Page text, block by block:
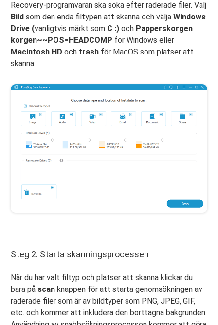
Recovery-programvaran ska söka efter raderade filer. Välj
Bildsom den enda filtypen att skanna och väljaWindows
Drive (vanligtvis märkt som C :) och Papperskorgen
korgen~~POS=HEADCOMP för Windows eller
Macintosh HD och trash för MacOS som platser att
skanna.
Steg 2: Starta skanningsprocessen
När du har valt filtyp och platser att skanna klickar du
bara på scan knappen för att starta genomsökningen av
raderade filer som är av bildtyper som PNG, JPEG, GIF,
etc. och kommer att inkludera den borttagna bakgrunden.